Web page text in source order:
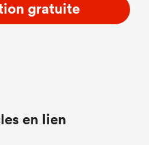
gratuite
en lien